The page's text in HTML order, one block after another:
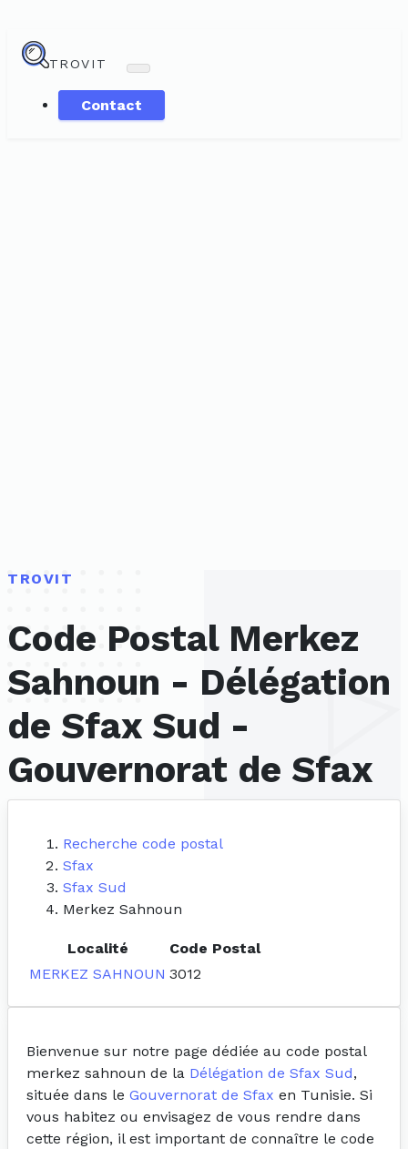
TROVIT
Contact
TROVIT
Code Postal Merkez
Sahnoun - Délégation
de Sfax Sud -
Gouvernorat de Sfax
Recherche code postal
Sfax
Sfax Sud
Merkez Sahnoun
Localité
Code Postal
MERKEZ SAHNOUN 3012
Bienvenue sur notre page dédiée au code postal
merkez sahnoun de la Délégation de Sfax Sud,
située dans le Gouvernorat de Sfax en Tunisie. Si
vous habitez ou envisagez de vous rendre dans
cette région, il est important de connaître le code